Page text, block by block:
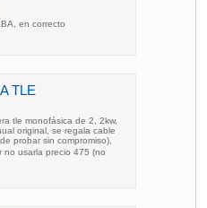
en correcto
TLE
tle monofásica de 2, 2kw,
original, se regala cable
probar sin compromiso),
usarla precio 475 (no